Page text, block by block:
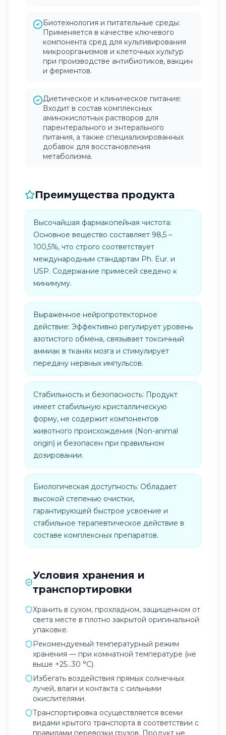
Биотехнология и питательные среды:
Применяется в качестве ключевого
компонента сред для культивирования
микроорганизмов и клеточных культур
при производстве антибиотиков, вакцин
и ферментов.
Диетическое и клиническое питание:
Входит в состав комплексных
аминокислотных растворов для
парентерального и энтерального
питания, а также специализированных
добавок для восстановления
метаболизма.
Преимущества продукта
Высочайшая фармакопейная чистота:
Основное вещество составляет 98,5 –
100,5%, что строго соответствует
международным стандартам Ph. Eur. и
USP. Содержание примесей сведено к
минимуму.
Выраженное нейропротекторное
действие: Эффективно регулирует уровень
азотистого обмена, связывает токсичный
аммиак в тканях мозга и стимулирует
передачу нервных импульсов.
Стабильность и безопасность: Продукт
имеет стабильную кристаллическую
форму, не содержит компонентов
животного происхождения (Non-animal
origin) и безопасен при правильном
дозировании.
Биологическая доступность: Обладает
высокой степенью очистки,
гарантирующей быстрое усвоение и
стабильное терапевтическое действие в
составе комплексных препаратов.
Условия хранения и
транспортировки
Хранить в сухом, прохладном, защищенном от
света месте в плотно закрытой оригинальной
упаковке.
Рекомендуемый температурный режим
хранения — при комнатной температуре (не
выше +25...30 °C).
Избегать воздействия прямых солнечных
лучей, влаги и контакта с сильными
окислителями.
Транспортировка осуществляется всеми
видами крытого транспорта в соответствии с
правилами перевозки грузов. Продукт не